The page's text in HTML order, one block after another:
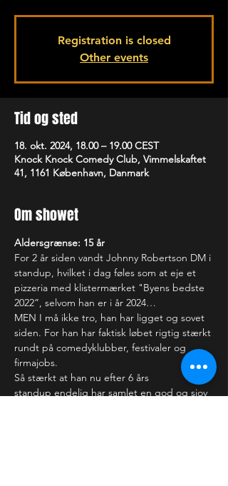
Registration is closed
Other events
Tid og sted
18. okt. 2024, 18.00 – 19.00 CEST
Knock Knock Comedy Club, Vimmelskaftet
41, 1161 København, Danmark
Om showet
Aldersgrænse: 15 år
For 2 år siden vandt Johnny Robertson DM i
standup, hvilket i dag føles som at eje et
pizzeria med klistermærket "Byens bedste
2022”, selvom han er i år 2024…
MEN I må ikke tro, han har ligget og sovet
siden. For han har faktisk løbet rigtig stærkt
rundt på comedyklubber, festivaler og
firmajobs.
Så stærkt at han nu efter 6 års
standup endelig har samlet en god og sjov